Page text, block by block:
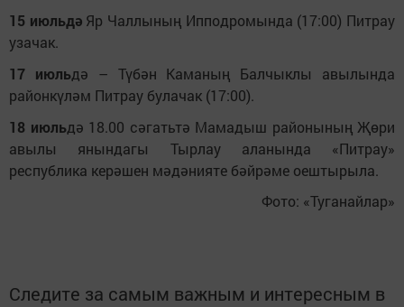
15 июльдәЯр Чаллының Ипподромында (17:00) Питрау
узачак.
17 июльдә – Түбән Каманың Балчыклы авылында
районкүләм Питрау булачак (17:00).
18 июльдә 18.00 сәгатьтә Мамадыш районының Җөри
авылы янындагы Тырлау аланында «Питрау»
республика керәшен мәдәнияте бәйрәме оештырыла.
Фото: «Туганайлар»
Следите за самым важным и интересным в